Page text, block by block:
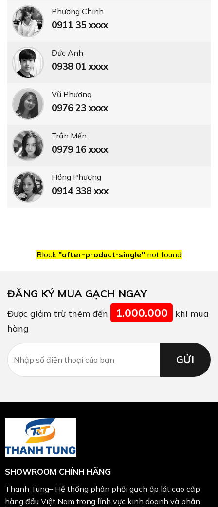
Phương Chinh
0911 35 xxxx
Đức Anh
0938 01 xxxx
Vũ Phương
0976 23 xxxx
Trần Mến
0979 16 xxxx
Hồng Phượng
0914 338 xxx
Block "after-product-single" not found
ĐĂNG KÝ MUA GẠCH NGAY
Được giảm trừ thêm đến 1.000.000
khi mua
hàng
SHOWROOM CHÍNH HÃNG
Thanh Tung– Hệ thống phân phối gạch ốp lát cao cấp
hàng đầu Việt Nam trong lĩnh vực kinh doanh và phân